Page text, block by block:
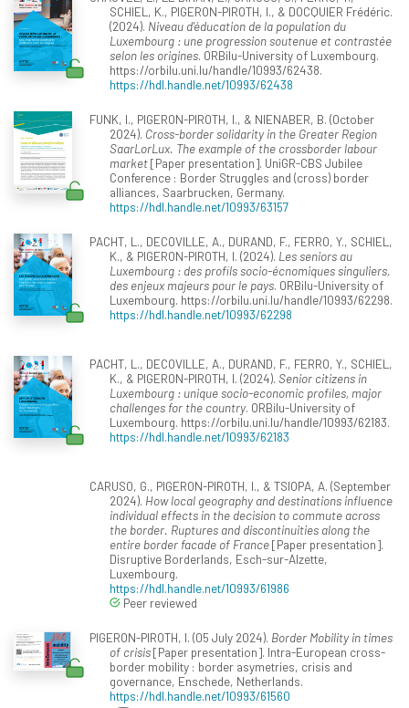
SCHIEL, K., PIGERON-PIROTH, I., & DOCQUIER Frédéric.
(2024). Niveau d'éducation de la population du
Luxembourg : une progression soutenue et contrastée
selon les origines. ORBilu-University of Luxembourg.
https://orbilu.uni.lu/handle/10993/62438.
https://hdl.handle.net/10993/62438
FUNK, I., PIGERON-PIROTH, I., & NIENABER, B. (October
2024). Cross-border solidarity in the Greater Region
SaarLorLux. The example of the crossborder labour
market[Paper presentation]. UniGR-CBS Jubilee
Conference : Border Struggles and (cross) border
alliances, Saarbrucken, Germany.
https://hdl.handle.net/10993/63157
PACHT, L., DECOVILLE, A., DURAND, F., FERRO, Y., SCHIEL,
K., & PIGERON-PIROTH, I. (2024). Les seniors au
Luxembourg : des profils socio-écnomiques singuliers,
des enjeux majeurs pour le pays. ORBilu-University of
Luxembourg. https://orbilu.uni.lu/handle/10993/62298.
https://hdl.handle.net/10993/62298
PACHT, L., DECOVILLE, A., DURAND, F., FERRO, Y., SCHIEL,
K., & PIGERON-PIROTH, I. (2024). Senior citizens in
Luxembourg : unique socio-economic profiles, major
challenges for the country. ORBilu-University of
Luxembourg. https://orbilu.uni.lu/handle/10993/62183.
https://hdl.handle.net/10993/62183
CARUSO, G., PIGERON-PIROTH, I., & TSIOPA, A. (September
2024). How local geography and destinations influence
individual effects in the decision to commute across
the border. Ruptures and discontinuities along the
entire border facade of France[Paper presentation].
Disruptive Borderlands, Esch-sur-Alzette,
Luxembourg.
https://hdl.handle.net/10993/61986
Peer reviewed
PIGERON-PIROTH, I. (05 July 2024). Border Mobility in times
of crisis[Paper presentation]. Intra-European cross-
border mobility : border asymetries, crisis and
governance, Enschede, Netherlands.
https://hdl.handle.net/10993/61560